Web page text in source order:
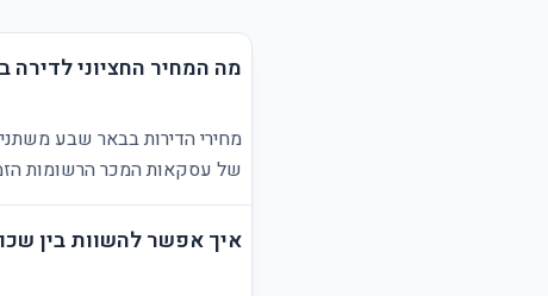
מה המחיר החציוני
מחירי הדירות בבאר שבע
של עסקאות המכר הרשומות
איך אפשר להשוות בין